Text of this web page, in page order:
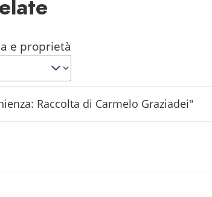
e proprietà
Raccolta di Carmelo Graziadei"